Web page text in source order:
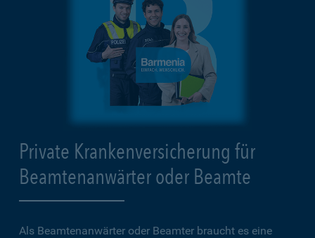
Private Krankenversicherung für
Beamtenanwärter oder Beamte
Als Beamtenanwärter oder Beamter braucht es eine